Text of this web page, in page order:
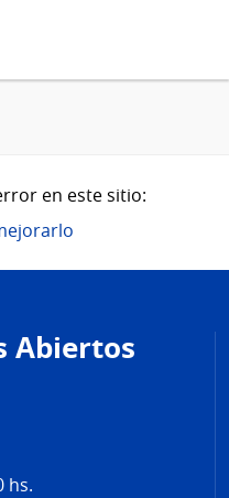
en este sitio:
Abiertos
hs.